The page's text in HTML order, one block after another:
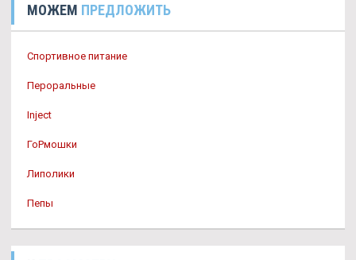
МОЖЕМ ПРЕДЛОЖИТЬ
Спортивное питание
Пероральные
Inject
ГоРмошки
Липолики
Пепы